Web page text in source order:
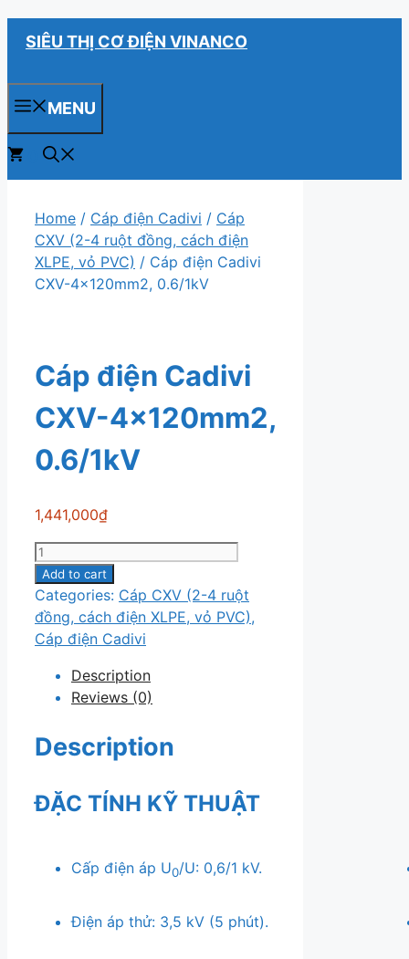
Chuyển
đếnSIÊU THỊ CƠ ĐIỆN VINANCO
MENU
Home / Cáp điện Cadivi / Cáp
CXV (2-4 ruột đồng, cách điện
XLPE, vỏ PVC) / Cáp điện Cadivi
CXV-4×120mm2, 0.6/1kV
Cáp điện Cadivi
CXV-4×120mm2,
0.6/1kV
1,441,000₫
Cáp
điện
Cadivi
CXV-
4×120mm2,
quantity
Add to cart
Categories: Cáp CXV (2-4 ruột
đồng, cách điện XLPE, vỏ PVC),
Cáp điện Cadivi
Description
Reviews (0)
Description
ĐẶC TÍNH KỸ THUẬT
Cấp điện áp U0/U: 0,6/1 kV.
Điện áp thử: 3,5 kV (5 phút).